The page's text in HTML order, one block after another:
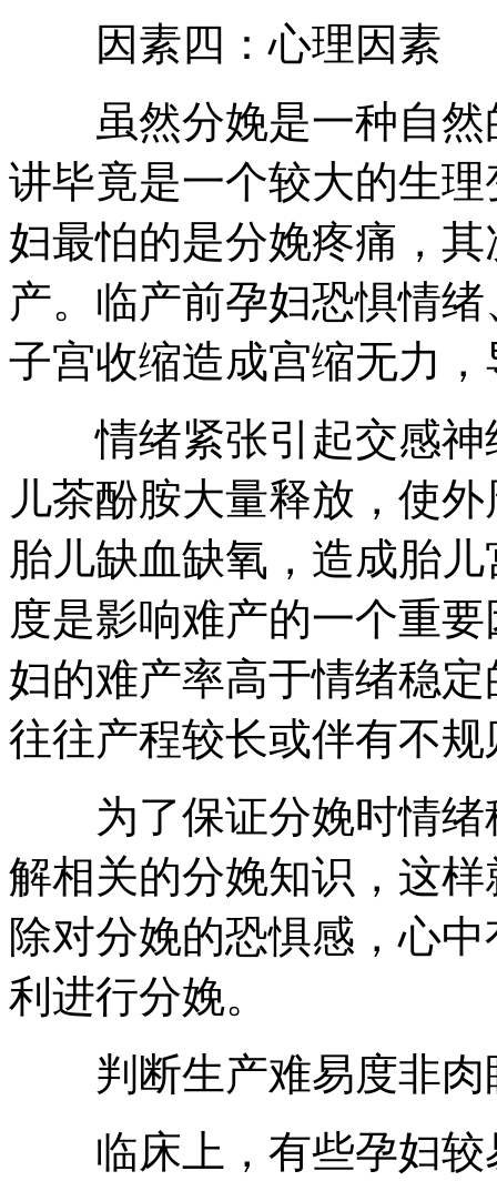
因素四：心理因素
虽然分娩是一种自然
讲毕竟是一个较大的生
妇最怕的是分娩疼痛，
产。临产前孕妇恐惧情
子宫收缩造成宫缩无力
情绪紧张引起交感神
儿茶酚胺大量释放，使
胎儿缺血缺氧，造成胎
度是影响难产的一个重
妇的难产率高于情绪稳
往往产程较长或伴有不
为了保证分娩时情绪
解相关的分娩知识，这
除对分娩的恐惧感，心
利进行分娩。
判断生产难易度非肉
临床上，有些孕妇较